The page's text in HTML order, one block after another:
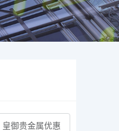
皇御贵金属优惠